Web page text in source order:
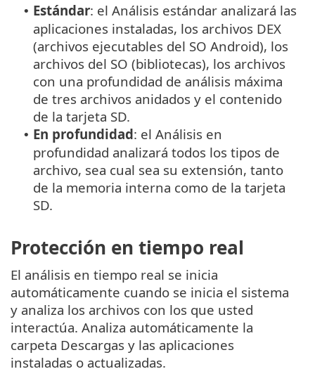
• Estándar: el Análisis estándar analizará las
aplicaciones instaladas, los archivos DEX
(archivos ejecutables del SO Android), los
archivos del SO (bibliotecas), los archivos
con una profundidad de análisis máxima
de tres archivos anidados y el contenido
de la tarjeta SD.
• En profundidad: el Análisis en
profundidad analizará todos los tipos de
archivo, sea cual sea su extensión, tanto
de la memoria interna como de la tarjeta
SD.
Protección en tiempo real
El análisis en tiempo real se inicia
automáticamente cuando se inicia el sistema
y analiza los archivos con los que usted
interactúa. Analiza automáticamente la
carpeta Descargas y las aplicaciones
instaladas o actualizadas.